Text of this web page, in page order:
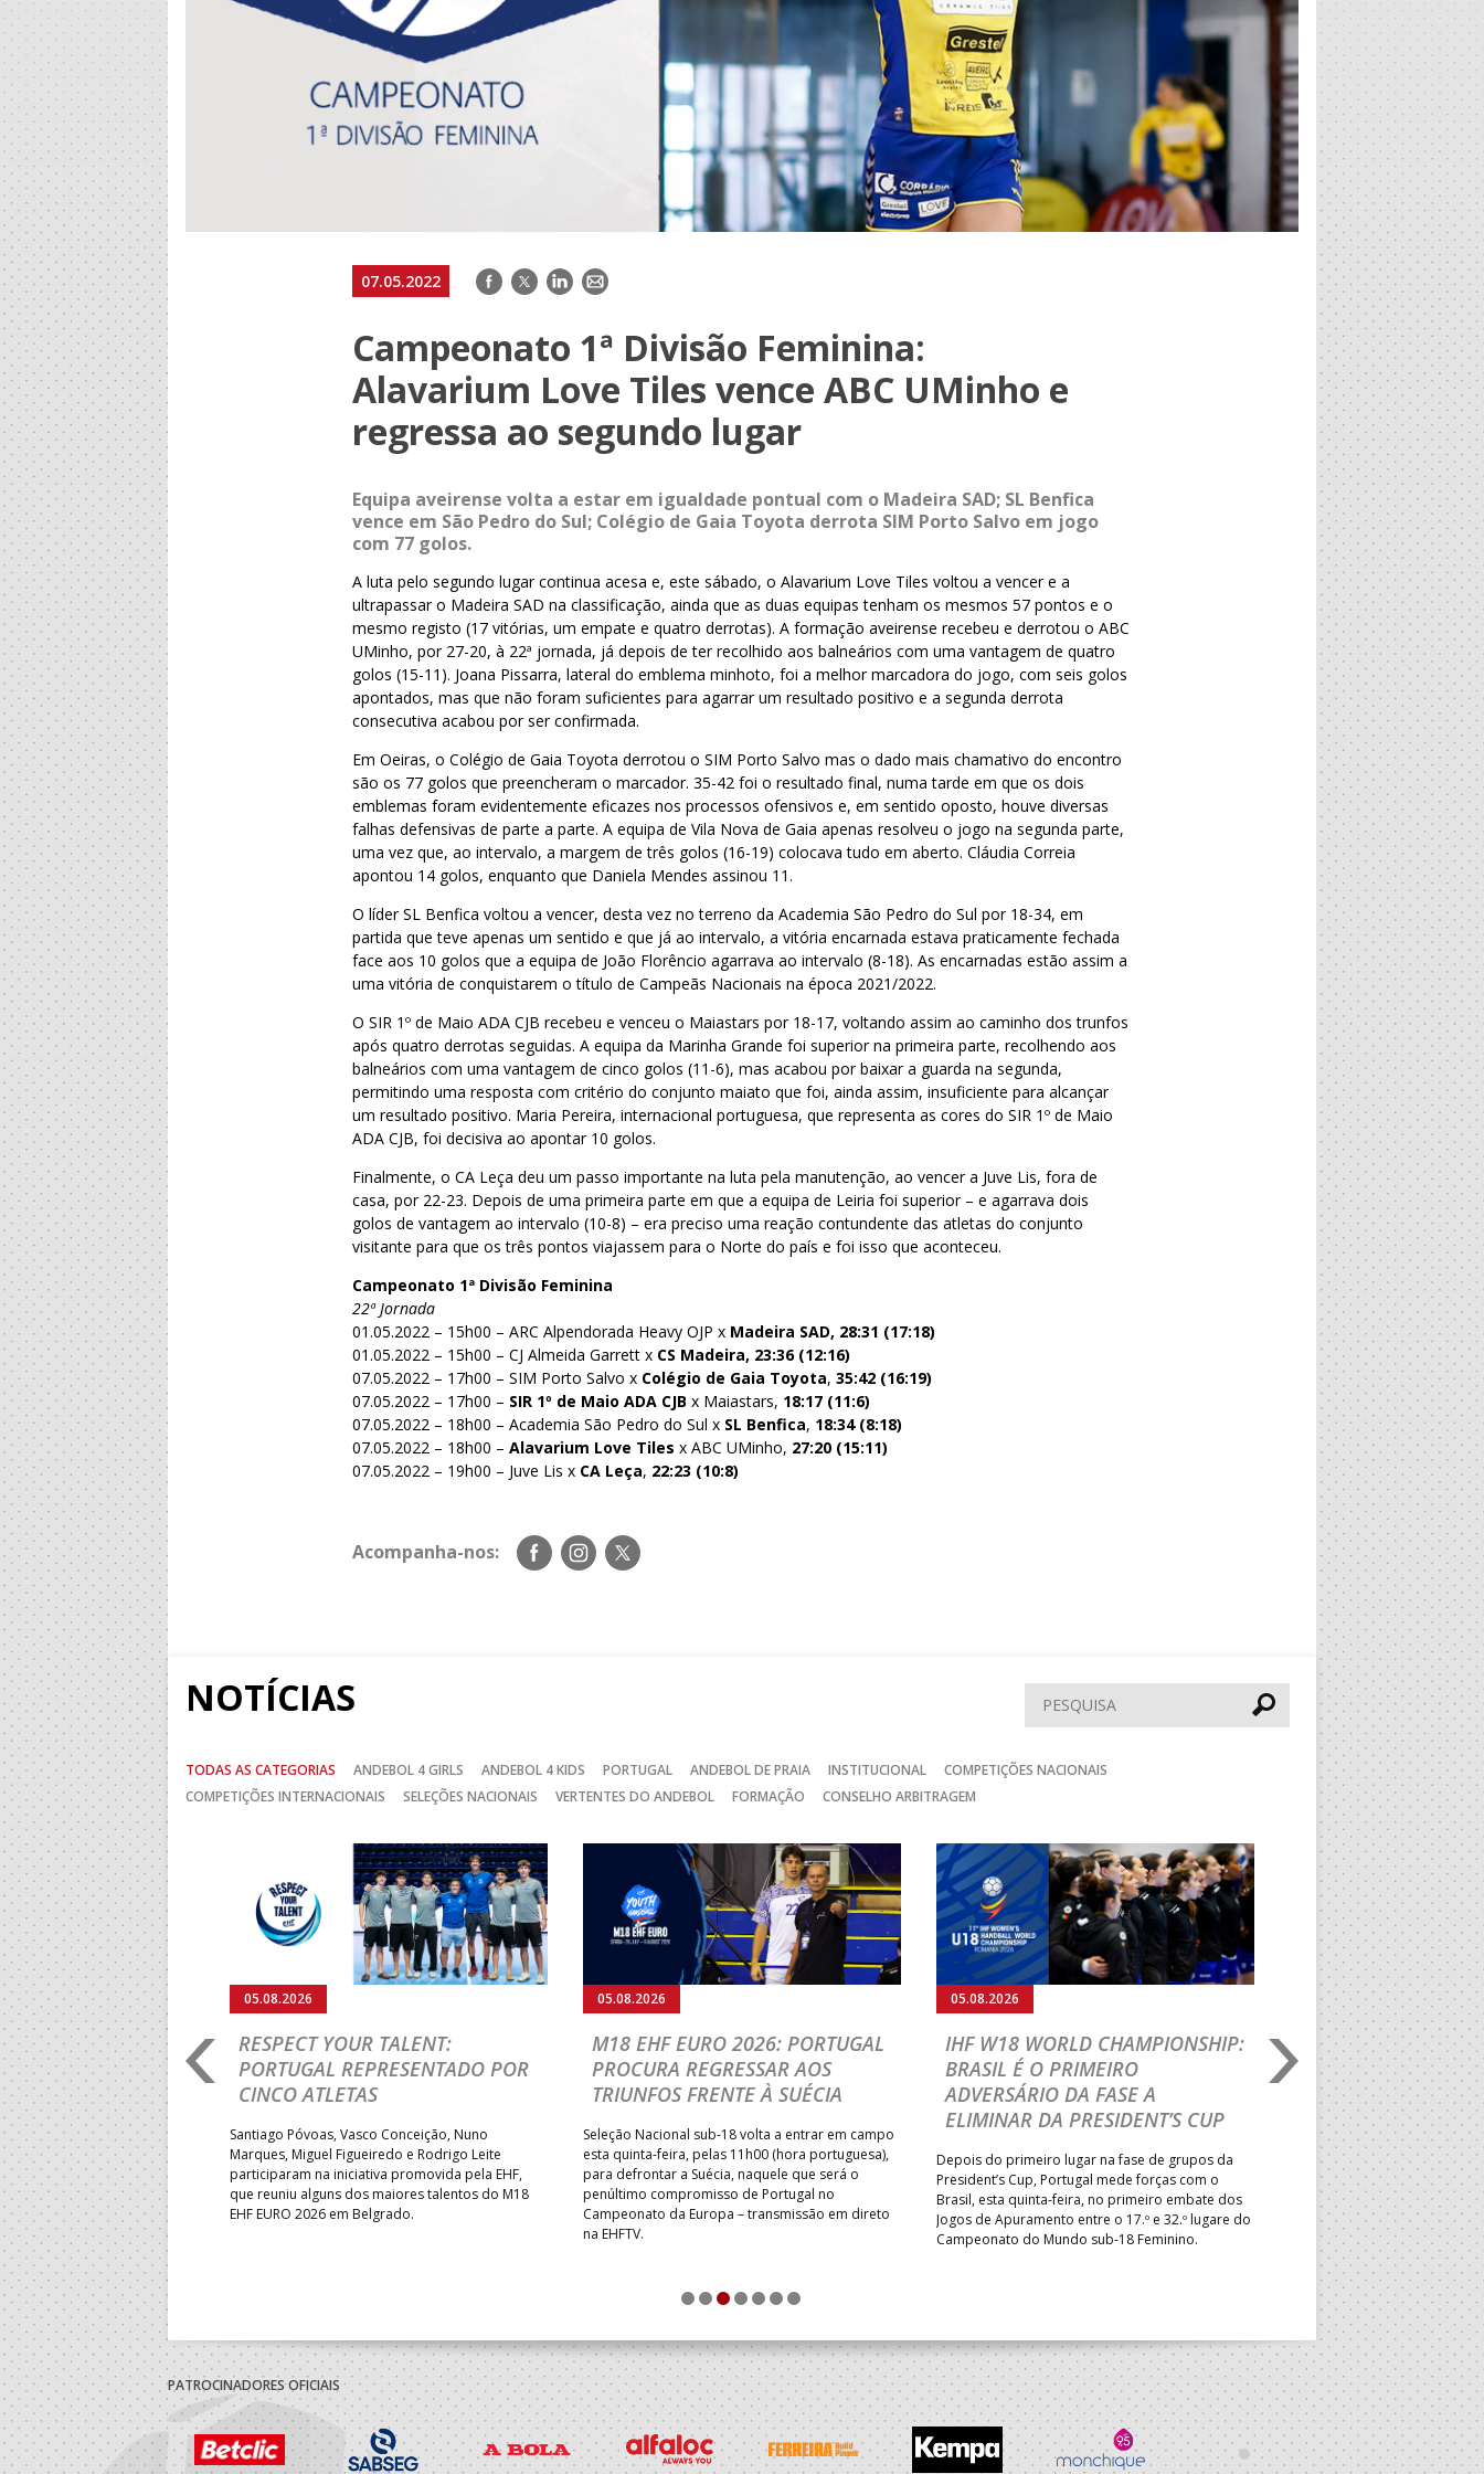
07.05.2022 Facebook
TwitterLinkedIn
E-
Campeonato 1ª Divisão Feminina:
Alavarium Love Tiles vence ABC UMinho e
regressa ao segundo lugar
Equipa aveirense volta a estar em igualdade pontual com o Madeira SAD; SL Benfica
vence em São Pedro do Sul; Colégio de Gaia Toyota derrota SIM Porto Salvo em jogo
com 77 golos.
A luta pelo segundo lugar continua acesa e, este sábado, o Alavarium Love Tiles voltou a vencer e a
ultrapassar o Madeira SAD na classificação, ainda que as duas equipas tenham os mesmos 57 pontos e o
mesmo registo (17 vitórias, um empate e quatro derrotas). A formação aveirense recebeu e derrotou o ABC
UMinho, por 27-20, à 22ª jornada, já depois de ter recolhido aos balneários com uma vantagem de quatro
golos (15-11). Joana Pissarra, lateral do emblema minhoto, foi a melhor marcadora do jogo, com seis golos
apontados, mas que não foram suficientes para agarrar um resultado positivo e a segunda derrota
consecutiva acabou por ser confirmada.
Em Oeiras, o Colégio de Gaia Toyota derrotou o SIM Porto Salvo mas o dado mais chamativo do encontro
são os 77 golos que preencheram o marcador. 35-42 foi o resultado final, numa tarde em que os dois
emblemas foram evidentemente eficazes nos processos ofensivos e, em sentido oposto, houve diversas
falhas defensivas de parte a parte. A equipa de Vila Nova de Gaia apenas resolveu o jogo na segunda parte,
uma vez que, ao intervalo, a margem de três golos (16-19) colocava tudo em aberto. Cláudia Correia
apontou 14 golos, enquanto que Daniela Mendes assinou 11.
O líder SL Benfica voltou a vencer, desta vez no terreno da Academia São Pedro do Sul por 18-34, em
partida que teve apenas um sentido e que já ao intervalo, a vitória encarnada estava praticamente fechada
face aos 10 golos que a equipa de João Florêncio agarrava ao intervalo (8-18). As encarnadas estão assim a
uma vitória de conquistarem o título de Campeãs Nacionais na época 2021/2022.
O SIR 1º de Maio ADA CJB recebeu e venceu o Maiastars por 18-17, voltando assim ao caminho dos trunfos
após quatro derrotas seguidas. A equipa da Marinha Grande foi superior na primeira parte, recolhendo aos
balneários com uma vantagem de cinco golos (11-6), mas acabou por baixar a guarda na segunda,
permitindo uma resposta com critério do conjunto maiato que foi, ainda assim, insuficiente para alcançar
um resultado positivo. Maria Pereira, internacional portuguesa, que representa as cores do SIR 1º de Maio
ADA CJB, foi decisiva ao apontar 10 golos.
Finalmente, o CA Leça deu um passo importante na luta pela manutenção, ao vencer a Juve Lis, fora de
casa, por 22-23. Depois de uma primeira parte em que a equipa de Leiria foi superior – e agarrava dois
golos de vantagem ao intervalo (10-8) – era preciso uma reação contundente das atletas do conjunto
visitante para que os três pontos viajassem para o Norte do país e foi isso que aconteceu.
Campeonato 1ª Divisão Feminina
22ª Jornada
01.05.2022 – 15h00 – ARC Alpendorada Heavy OJP x Madeira SAD, 28:31 (17:18)
01.05.2022 – 15h00 – CJ Almeida Garrett x CS Madeira, 23:36 (12:16)
07.05.2022 – 17h00 – SIM Porto Salvo x Colégio de Gaia Toyota,35:42 (16:19)
07.05.2022 – 17h00 – SIR 1º de Maio ADA CJB x Maiastars, 18:17 (11:6)
07.05.2022 – 18h00 – Academia São Pedro do Sul x SL Benfica, 18:34 (8:18)
07.05.2022 – 18h00 –Alavarium Love Tiles x ABC UMinho, 27:20 (15:11)
07.05.2022 – 19h00 – Juve Lis x CA Leça, 22:23 (10:8)
Acompanha-nos:
Siga-
nos
Siga-
nos
Siga-
nos
NOTÍCIAS Pesquisar
TODAS AS CATEGORIAS ANDEBOL 4 GIRLS ANDEBOL 4 KIDS PORTUGAL ANDEBOL DE PRAIA INSTITUCIONAL
COMPETIÇÕES NACIONAIS
COMPETIÇÕES INTERNACIONAIS
SELEÇÕES NACIONAIS VERTENTES DO ANDEBOL FORMAÇÃO CONSELHO ARBITRAGEM
2026: PORTUGAL
E SEGUE NA LUTA
18 regressou às vitórias no
ao superar a Suécia por 32-
uma vaga para o
do Mundo.
05.08.2026
RESPECT YOUR TALENT:
PORTUGAL REPRESENTADO POR
CINCO ATLETAS
Santiago Póvoas, Vasco Conceição, Nuno
Marques, Miguel Figueiredo e Rodrigo Leite
participaram na iniciativa promovida pela EHF,
que reuniu alguns dos maiores talentos do M18
EHF EURO 2026 em Belgrado.
05.08.2026
M18 EHF EURO 2026: PORTUGAL
PROCURA REGRESSAR AOS
TRIUNFOS FRENTE À SUÉCIA
Seleção Nacional sub-18 volta a entrar em campo
esta quinta-feira, pelas 11h00 (hora portuguesa),
para defrontar a Suécia, naquele que será o
penúltimo compromisso de Portugal no
Campeonato da Europa – transmissão em direto
na EHFTV.
05.08.2026
IHF W18 WORLD CHAMPIONSHIP:
BRASIL É O PRIMEIRO
ADVERSÁRIO DA FASE A
ELIMINAR DA PRESIDENT’S CUP
Depois do primeiro lugar na fase de grupos da
President’s Cup, Portugal mede forças com o
Brasil, esta quinta-feira, no primeiro embate dos
Jogos de Apuramento entre o 17.º e 32.º lugare do
Campeonato do Mundo sub-18 Feminino.
05.08.2026
IHF W18 WORLD
JOÃO VAREJÃO
CURSO
TREINADORES NA
Treinador português João
integrado na EHF Experts
preletores convidados pela
de Andebol, em Pitești,
de 400 treinadores.
Seguinte
1 2 3 4 5 6 7
PATROCINADORES OFICIAIS